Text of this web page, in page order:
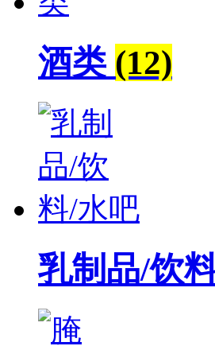
酒类 (12)
乳制品/饮